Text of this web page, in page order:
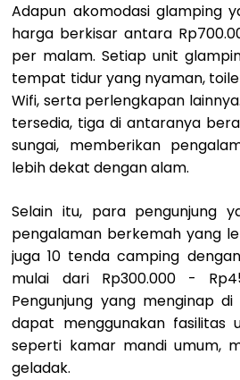
Adapun akomodasi glamping
harga berkisar antara
per malam. Setiap unit
tempat tidur yang nyaman,
Wifi, serta perlengkapan
tersedia, tiga di antaranya
sungai, memberikan
lebih dekat dengan alam.
Selain itu, para pengunjung
pengalaman berkemah yang
juga 10 tenda camping
mulai dari Rp300.000 -
Pengunjung yang menginap
dapat menggunakan fasilitas
seperti kamar mandi umum,
geladak.